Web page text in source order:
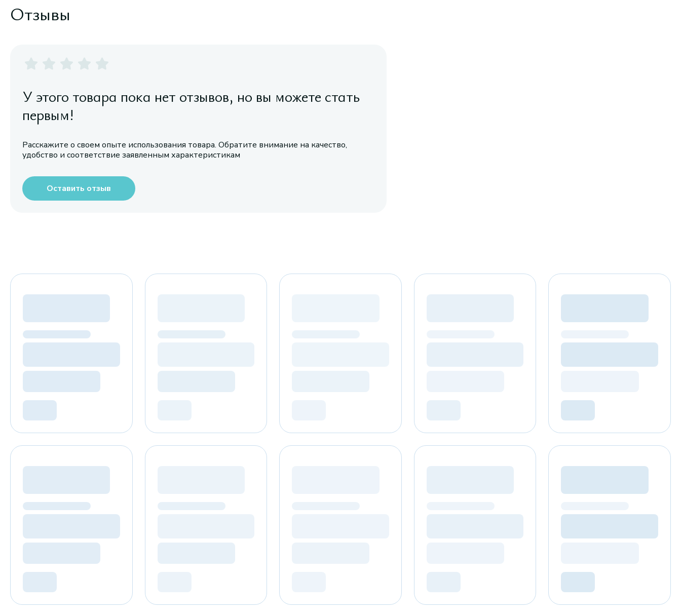
Отзывы
У этого товара пока нет отзывов, но вы можете стать
первым!
Расскажите о своем опыте использования товара. Обратите внимание на качество,
удобство и соответствие заявленным характеристикам
Оставить отзыв